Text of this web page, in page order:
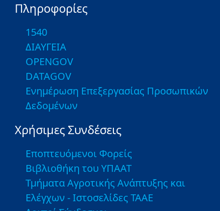
Πληροφορίες
1540
ΔΙΑΥΓΕΙΑ
OPENGOV
DATAGOV
Ενημέρωση Επεξεργασίας Προσωπικών
Δεδομένων
Χρήσιμες Συνδέσεις
Εποπτευόμενοι Φορείς
Βιβλιοθήκη του ΥΠΑΑΤ
Τμήματα Αγροτικής Ανάπτυξης και
Ελέγχων - Ιστοσελίδες ΤΑΑΕ